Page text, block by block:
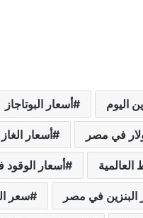
اليوم أسعار البوتاجاز
في مصر أسعار
العالمية أسعار
البنزين في مصر سعر